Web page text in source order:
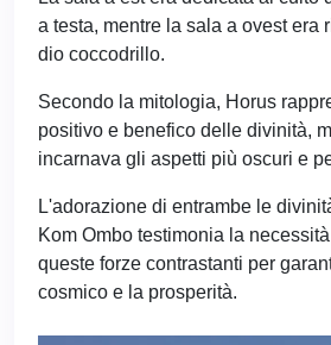
a testa, mentre la sala a ovest era
dio coccodrillo.
Secondo la mitologia, Horus
positivo e benefico delle divinità,
incarnava gli aspetti più oscuri e
L'adorazione di entrambe le
Kom Ombo testimonia la
queste forze contrastanti per
cosmico e la prosperità.